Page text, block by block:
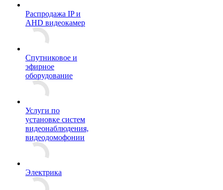
Распродажа IP и
AHD видеокамер
Спутниковое и
эфирное
оборудование
Услуги по
установке систем
видеонаблюдения,
видеодомофонии
Электрика